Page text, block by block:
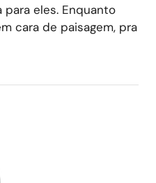
eles. Enquanto
cara de paisagem, pra